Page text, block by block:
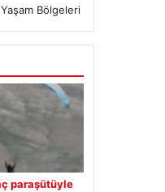
Bölgeleri
paraşütüyle